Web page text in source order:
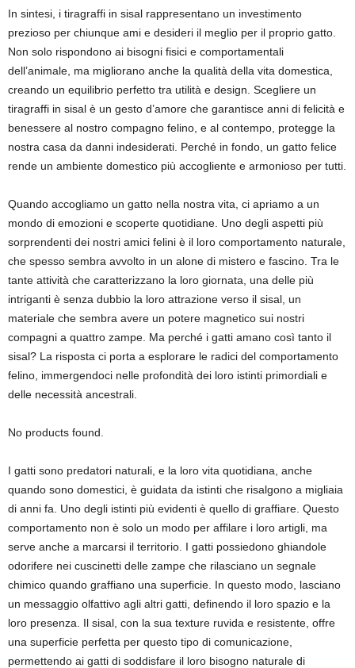
In sintesi, i tiragraffi in sisal rappresentano un investimento
prezioso per chiunque ami e desideri il meglio per il proprio gatto.
Non solo rispondono ai bisogni fisici e comportamentali
dell’animale, ma migliorano anche la qualità della vita domestica,
creando un equilibrio perfetto tra utilità e design. Scegliere un
tiragraffi in sisal è un gesto d’amore che garantisce anni di felicità e
benessere al nostro compagno felino, e al contempo, protegge la
nostra casa da danni indesiderati. Perché in fondo, un gatto felice
rende un ambiente domestico più accogliente e armonioso per tutti.
Quando accogliamo un gatto nella nostra vita, ci apriamo a un
mondo di emozioni e scoperte quotidiane. Uno degli aspetti più
sorprendenti dei nostri amici felini è il loro comportamento naturale,
che spesso sembra avvolto in un alone di mistero e fascino. Tra le
tante attività che caratterizzano la loro giornata, una delle più
intriganti è senza dubbio la loro attrazione verso il sisal, un
materiale che sembra avere un potere magnetico sui nostri
compagni a quattro zampe. Ma perché i gatti amano così tanto il
sisal? La risposta ci porta a esplorare le radici del comportamento
felino, immergendoci nelle profondità dei loro istinti primordiali e
delle necessità ancestrali.
No products found.
I gatti sono predatori naturali, e la loro vita quotidiana, anche
quando sono domestici, è guidata da istinti che risalgono a migliaia
di anni fa. Uno degli istinti più evidenti è quello di graffiare. Questo
comportamento non è solo un modo per affilare i loro artigli, ma
serve anche a marcarsi il territorio. I gatti possiedono ghiandole
odorifere nei cuscinetti delle zampe che rilasciano un segnale
chimico quando graffiano una superficie. In questo modo, lasciano
un messaggio olfattivo agli altri gatti, definendo il loro spazio e la
loro presenza. Il sisal, con la sua texture ruvida e resistente, offre
una superficie perfetta per questo tipo di comunicazione,
permettendo ai gatti di soddisfare il loro bisogno naturale di